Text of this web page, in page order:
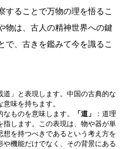
することで万物の理を悟るこ
物は、古人の精神世界への鍵
で、古きを鑑みて今を識るこ
道」と表現します。中国の古典的な
味を持ちます。
ものを意味します。 「道」
：道理
します。この表現は、物や器が単
を持つべきであるという考え方を
機能だけでなく、その背景にある